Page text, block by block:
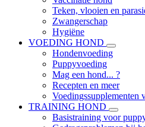
Teken, vlooien en
Zwangerschap
Hygiëne
VOEDING HOND
Hondenvoeding
Puppyvoeding
Mag een hond... ?
Recepten en meer
Voedingssupplementen
TRAINING HOND
Basistraining voor